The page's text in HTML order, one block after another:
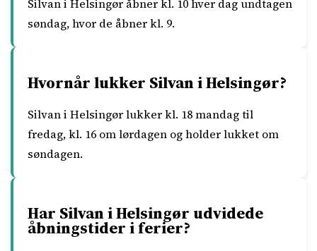
Silvan i Helsingør åbner kl. 10 hver dag undtagen
søndag, hvor de åbner kl. 9.
Hvornår lukker Silvan i Helsingør?
Silvan i Helsingør lukker kl. 18 mandag til
fredag, kl. 16 om lørdagen og holder lukket om
søndagen.
Har Silvan i Helsingør udvidede
åbningstider i ferier?